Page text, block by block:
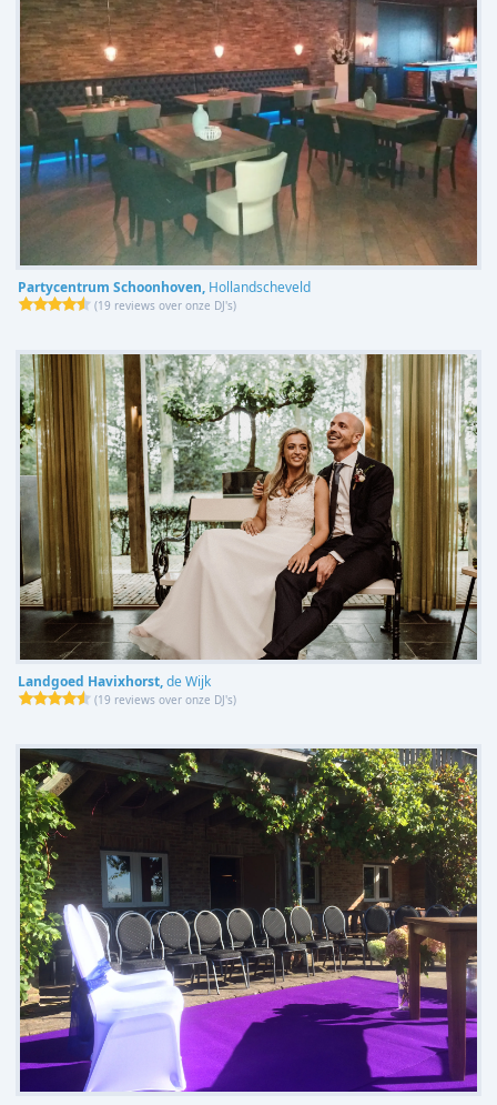
Partycentrum Schoonhoven, Hollandscheveld
(19 reviews over onze DJ's)
Landgoed Havixhorst,de Wijk
(19 reviews over onze DJ's)